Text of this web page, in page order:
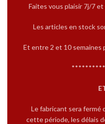
Faites vous plaisir 7j/7
Les articles en stock
Et entre 2 et 10 semaines
Le fabricant sera fermé
cette période, les délais